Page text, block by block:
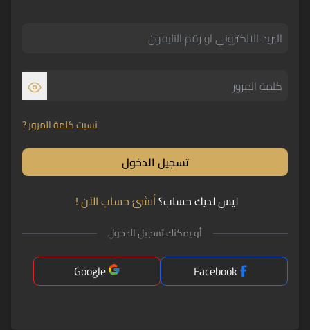
نسيت كلمة المرور ?
تسجيل الدخول
ليس لديك حساب؟أنشئ حساب الآن !
أو يمكنك تسجيل الدخول
Facebook
Google